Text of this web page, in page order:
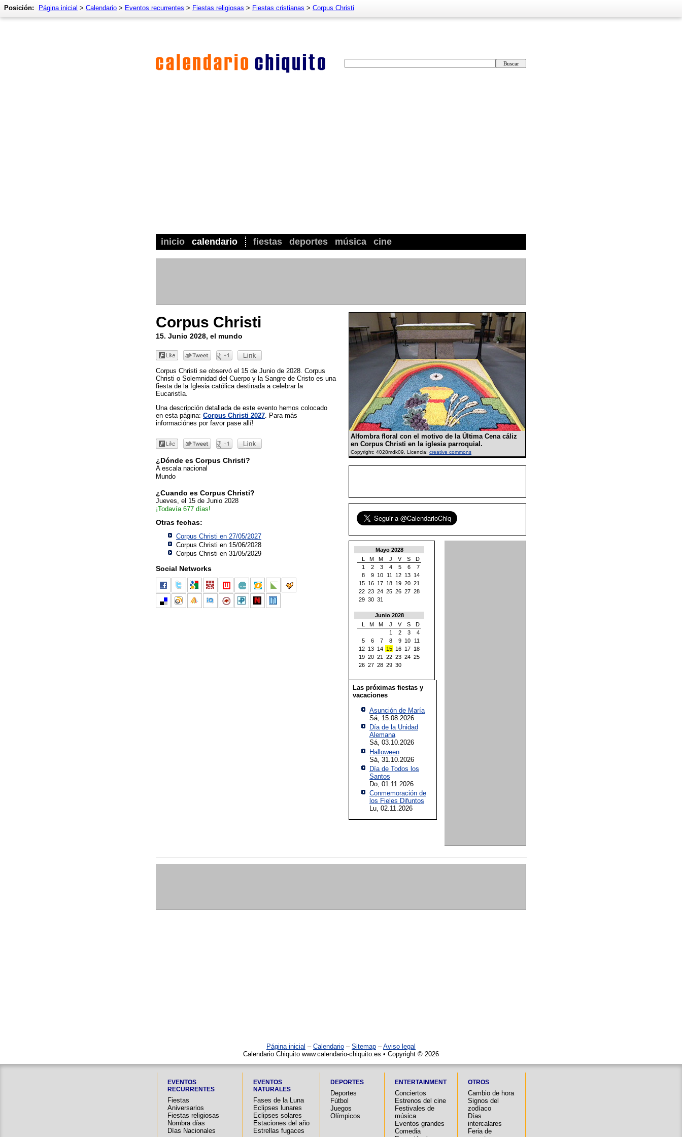
inicio calendario fiestas deportes música cine
Posición: Página inicial > Calendario > Eventos recurrentes > Fiestas religiosas > Fiestas cristianas > Corpus Christi
Corpus Christi
15. Junio 2028, el mundo
Corpus Christi se observó el 15 de Junio de 2028. Corpus
Christi o Solemnidad del Cuerpo y la Sangre de Cristo es una
fiesta de la Iglesia católica destinada a celebrar la
Eucaristía.
Una descripción detallada de este evento hemos colocado
en esta página: Corpus Christi 2027 . Para más
informaciónes por favor pase allí!
¿Dónde es Corpus Christi?
A escala nacional
Mundo
¿Cuando es Corpus Christi?
Jueves, el 15 de Junio 2028
¡Todavía 677 días!
Otras fechas:
Corpus Christi en 27/05/2027
Corpus Christi en 15/06/2028
Corpus Christi en 31/05/2029
Social Networks
Alfombra floral con el motivo de la Última Cena cáliz
en Corpus Christi en la iglesia parroquial.
Copyright: 4028mdk09, Licencia: creative commons
Mayo 2028
L
M M J V S
D
1
2 3 4 5 6
7
8
9 10 11 12 13 14
15 16 17 18 19 20 21
22 23 24 25 26 27 28
29 30 31
Junio 2028
L
M M J V S
D
1
2 3
4
5
6 7 8 9 10
11
12 13 14 15 16 17 18
19 20 21 22 23 24 25
26 27 28 29 30
Las próximas fiestas y
vacaciones
Asunción de María
Sá, 15.08.2026
Día de la Unidad
Alemana
Sá, 03.10.2026
Halloween
Sá, 31.10.2026
Día de Todos los
Santos
Do, 01.11.2026
Conmemoración de
los Fieles Difuntos
Lu, 02.11.2026
Página inicial – Calendario – Sitemap –Aviso legal
Calendario Chiquito www.calendario-chiquito.es • Copyright © 2026
EVENTOS
RECURRENTES
Fiestas
Aniversarios
Fiestas religiosas
Nombra días
Días Nacionales
EVENTOS
NATURALES
Fases de la Luna
Eclipses lunares
Eclipses solares
Estaciones del año
Estrellas fugaces
DEPORTES
Deportes
Fútbol
Juegos
Olímpicos
ENTERTAINMENT
Conciertos
Estrenos del cine
Festivales de
música
Eventos grandes
Comedia
OTROS
Cambio de hora
Signos del
zodíaco
Días
intercalares
Feria de